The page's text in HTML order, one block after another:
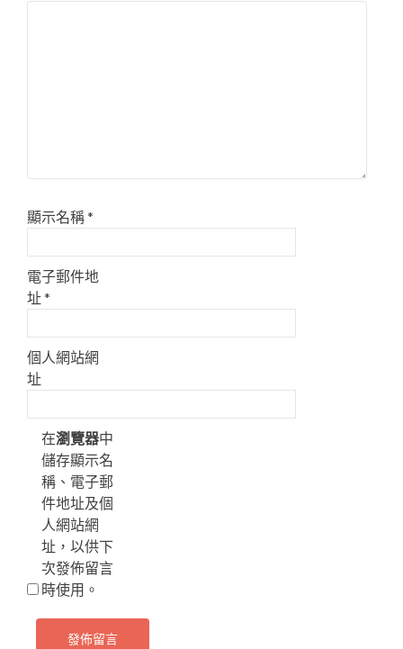
顯示名稱*
電子郵件地
址*
個人網站網
址
在瀏覽器中
儲存顯示名
稱、電子郵
件地址及個
人網站網
址，以供下
次發佈留言
時使用。